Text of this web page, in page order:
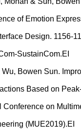
of Emotion
Design. 1156-
SustainCom.EI
Bowen Sun.
Based on
Conference on
(MUE2019).EI